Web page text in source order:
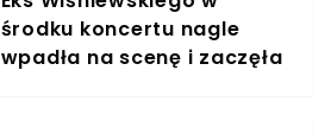
środku koncertu nagle
wpadła na scenę i zaczęła